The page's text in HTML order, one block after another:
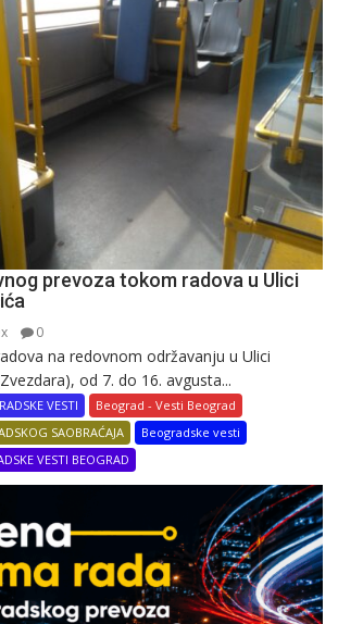
prevoza tokom radova u Ulici
0
na redovnom održavanju u Ulici
od 7. do 16. avgusta...
VESTI
Beograd - Vesti Beograd
SAOBRAĆAJA
Beogradske vesti
VESTI BEOGRAD